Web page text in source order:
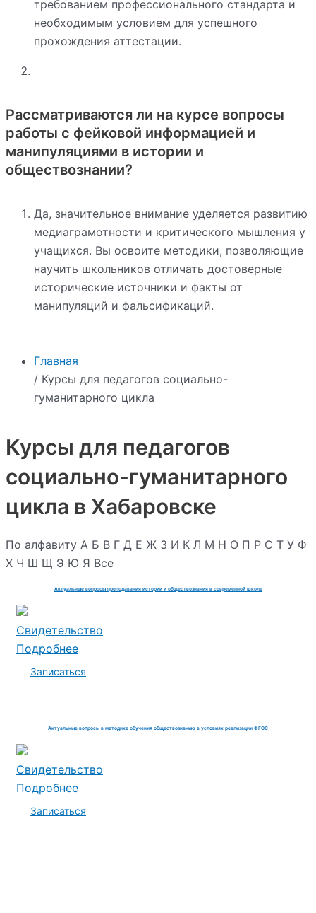
Главная
/ Курсы для педагогов социально-
гуманитарного цикла
Курсы для педагогов
социально-гуманитарного
цикла в Хабаровске
По алфавиту А Б В Г Д Е Ж З И К Л М Н О П Р С Т У Ф
Х Ч Ш Щ Э Ю Я Все
Актуальные вопросы преподавания истории и обществознания в современной школе
Свидетельство
Подробнее
Записаться
Актуальные вопросы в методике обучения обществознанию в условиях реализации ФГОС
Свидетельство
Подробнее
Записаться
требованием профессионального стандарта и
необходимым условием для успешного
прохождения аттестации.
Рассматриваются ли на курсе вопросы
работы с фейковой информацией и
манипуляциями в истории и
обществознании?
Да, значительное внимание уделяется развитию
медиаграмотности и критического мышления у
учащихся. Вы освоите методики, позволяющие
научить школьников отличать достоверные
исторические источники и факты от
манипуляций и фальсификаций.